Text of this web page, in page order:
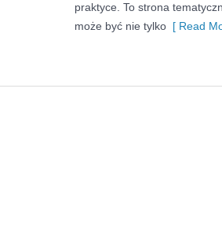
praktyce. To strona
może być nie tylko [ Read